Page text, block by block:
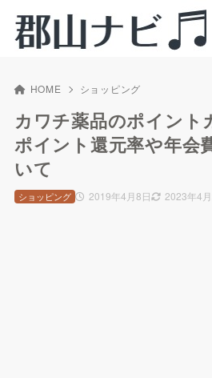
HOME ショッピング
カワチ薬品のポイント
ポイント還元率や年会
いて
2019年4月8日 2023年4
ショッピング